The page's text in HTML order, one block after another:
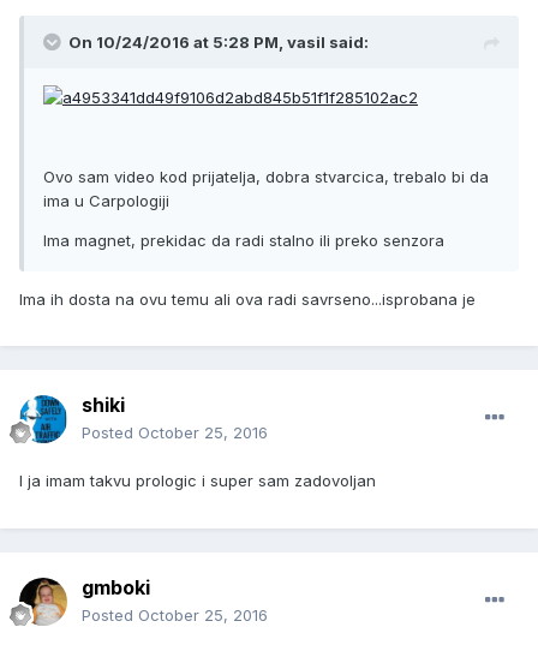
On 10/24/2016 at 5:28 PM, vasil said:
Ovo sam video kod prijatelja, dobra stvarcica, trebalo bi da
ima u Carpologiji
Ima magnet, prekidac da radi stalno ili preko senzora
Ima ih dosta na ovu temu ali ova radi savrseno...isprobana je
shiki
Posted October 25, 2016
I ja imam takvu prologic i super sam zadovoljan
gmboki
Posted October 25, 2016